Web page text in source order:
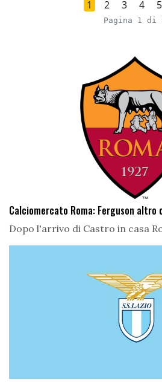
1 2 3 4 5
Pagina 1 di
Calciomercato Roma: Ferguson altro
Dopo l'arrivo di Castro in casa